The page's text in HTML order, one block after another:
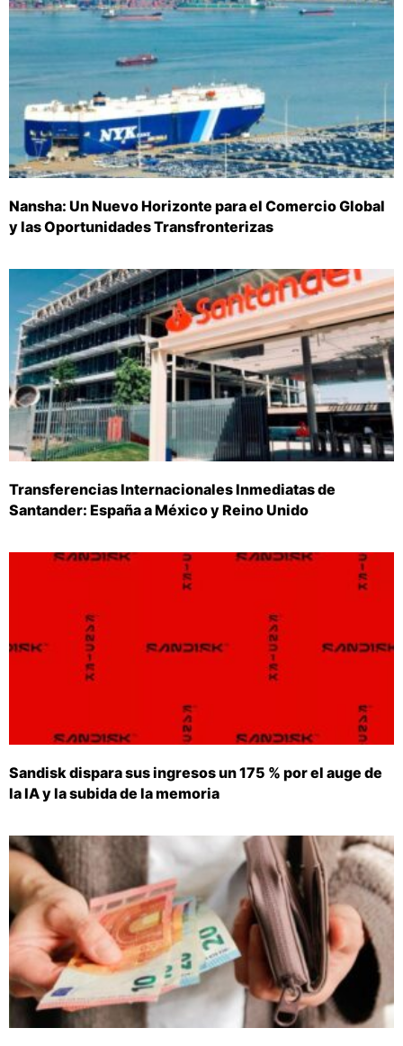
Nansha: Un Nuevo Horizonte para el Comercio Global
y las Oportunidades Transfronterizas
Transferencias Internacionales Inmediatas de
Santander: España a México y Reino Unido
Sandisk dispara sus ingresos un 175 % por el auge de
la IA y la subida de la memoria